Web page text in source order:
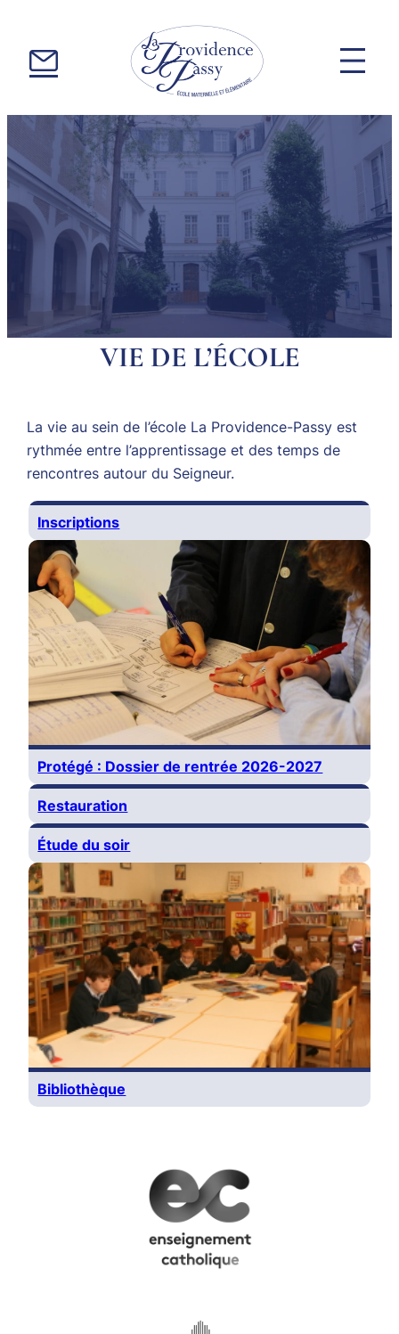
contenu

VIE DE L’ÉCOLE
La vie au sein de l’école La Providence-Passy est
rythmée entre l’apprentissage et des temps de
rencontres autour du Seigneur.
Inscriptions
Protégé : Dossier de rentrée 2026-2027
Restauration
Étude du soir
Bibliothèque